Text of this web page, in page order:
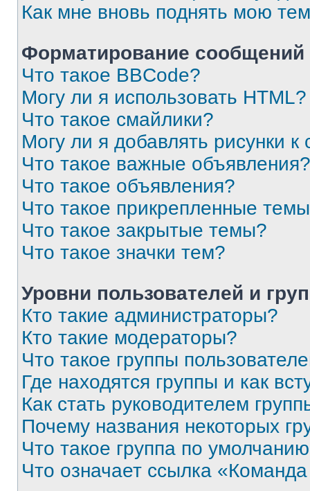
Как мне вновь поднять мою
Форматирование
Что такое BBCode?
Могу ли я использовать HTML?
Что такое смайлики?
Могу ли я добавлять рисунки
Что такое важные объявления?
Что такое объявления?
Что такое прикрепленные
Что такое закрытые темы?
Что такое значки тем?
Уровни пользователей и
Кто такие администраторы?
Кто такие модераторы?
Что такое группы
Где находятся группы и как
Как стать руководителем
Почему названия некоторых
Что такое группа по
Что означает ссылка